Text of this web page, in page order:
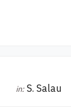
in: S. Salau